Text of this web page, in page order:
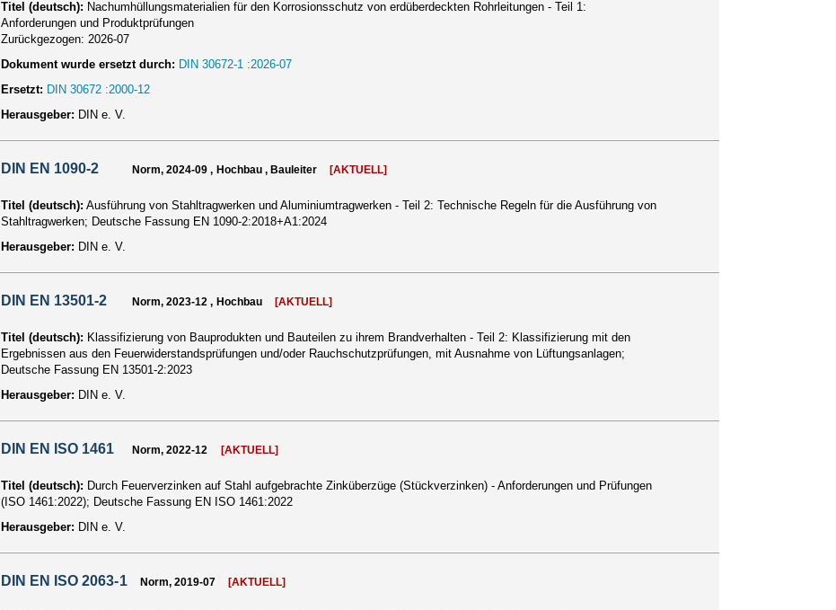
Titel (deutsch): Nachumhüllungsmaterialien für den Korrosionsschutz von erdüberdeckten Rohrleitungen - Teil 1:
Anforderungen und Produktprüfungen
Zurückgezogen: 2026-07
Dokument wurde ersetzt durch: DIN 30672-1 :2026-07
Ersetzt: DIN 30672 :2000-12
Herausgeber: DIN e. V.
DIN EN 1090-2 Norm, 2024-09 , Hochbau , Bauleiter [AKTUELL]
Titel (deutsch): Ausführung von Stahltragwerken und Aluminiumtragwerken - Teil 2: Technische Regeln für die Ausführung von
Stahltragwerken; Deutsche Fassung EN 1090-2:2018+A1:2024
Herausgeber: DIN e. V.
DIN EN 13501-2 Norm, 2023-12 , Hochbau [AKTUELL]
Titel (deutsch): Klassifizierung von Bauprodukten und Bauteilen zu ihrem Brandverhalten - Teil 2: Klassifizierung mit den
Ergebnissen aus den Feuerwiderstandsprüfungen und/oder Rauchschutzprüfungen, mit Ausnahme von Lüftungsanlagen;
Deutsche Fassung EN 13501-2:2023
Herausgeber: DIN e. V.
DIN EN ISO 1461 Norm, 2022-12 [AKTUELL]
Titel (deutsch): Durch Feuerverzinken auf Stahl aufgebrachte Zinküberzüge (Stückverzinken) - Anforderungen und Prüfungen
(ISO 1461:2022); Deutsche Fassung EN ISO 1461:2022
Herausgeber: DIN e. V.
DIN EN ISO 2063-1 Norm, 2019-07 [AKTUELL]